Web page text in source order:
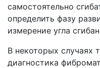
самостоятельно
определить фазу
измерение угла
В некоторых случаях
диагностика